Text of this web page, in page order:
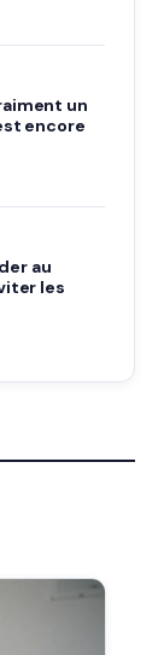
un
encore
au
les